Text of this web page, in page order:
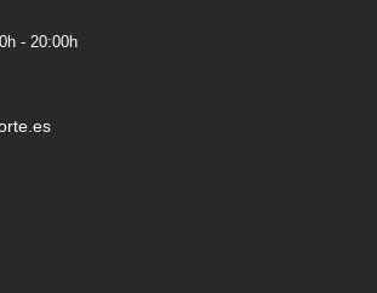
- 20:00h